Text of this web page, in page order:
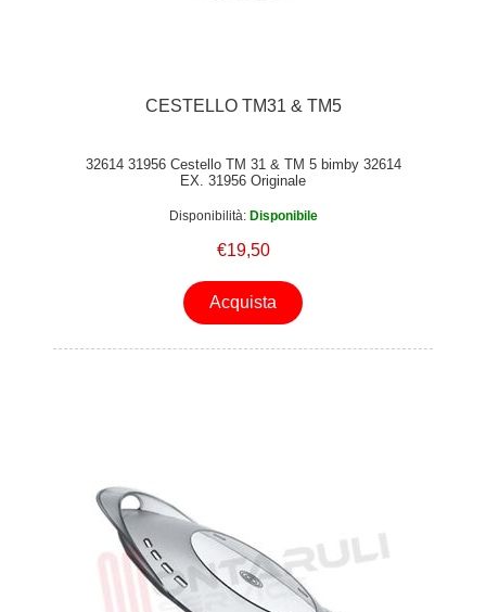
CESTELLO TM31 & TM5
32614 31956 Cestello TM 31 & TM 5 bimby 32614
EX. 31956 Originale
Disponibilità: Disponibile
€19,50
Acquista